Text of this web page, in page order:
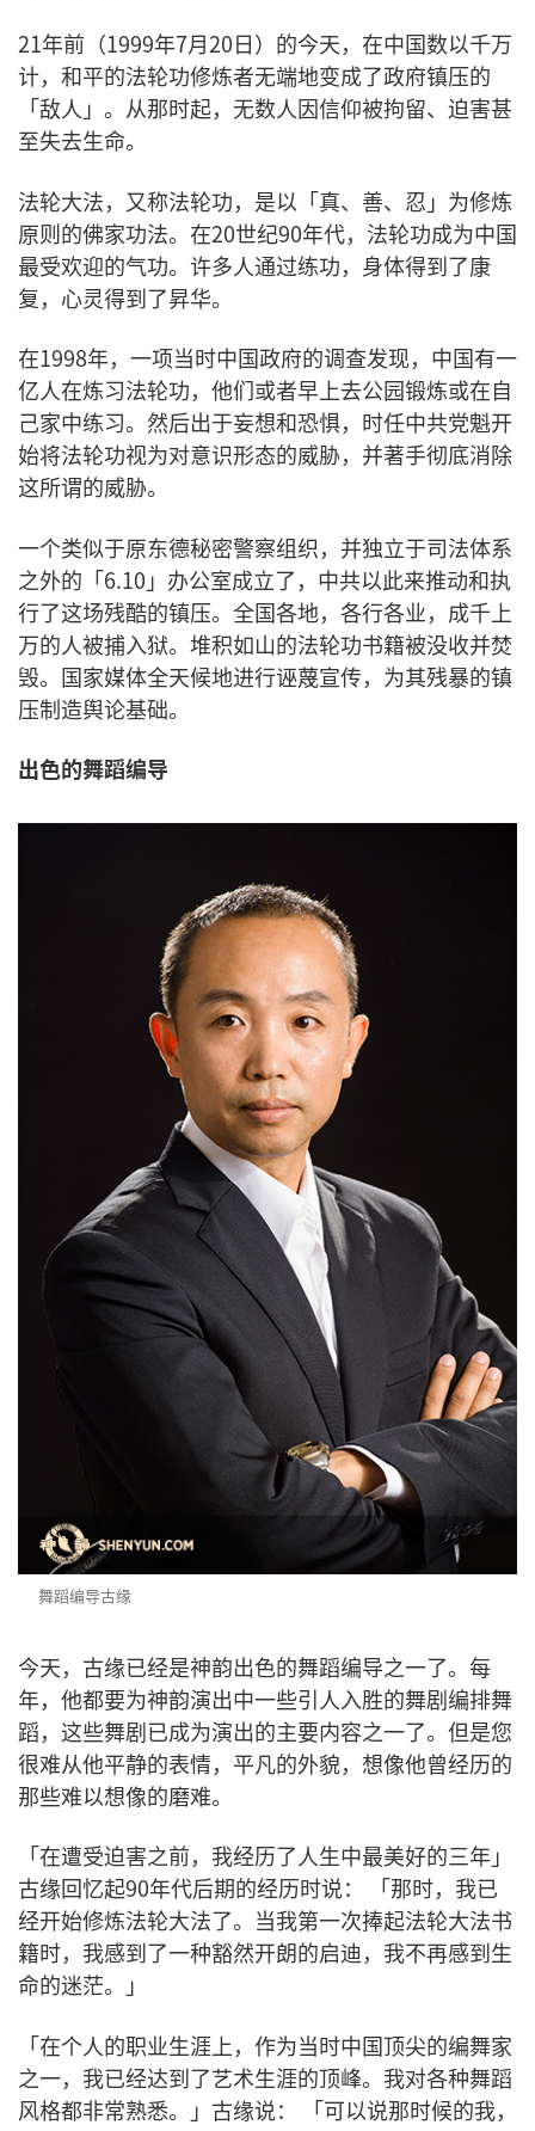
21年前（1999年7月20日）的今天，在中国数以千万
计，和平的法轮功修炼者无端地变成了政府镇压的
「敌人」。从那时起，无数人因信仰被拘留、迫害甚
至失去生命。
法轮大法，又称法轮功，是以「真、善、忍」为修炼
原则的佛家功法。在20世纪90年代，法轮功成为中国
最受欢迎的气功。许多人通过练功，身体得到了康
复，心灵得到了昇华。
在1998年，一项当时中国政府的调查发现，中国有一
亿人在炼习法轮功，他们或者早上去公园锻炼或在自
己家中练习。然后出于妄想和恐惧，时任中共党魁开
始将法轮功视为对意识形态的威胁，并著手彻底消除
这所谓的威胁。
一个类似于原东德秘密警察组织，并独立于司法体系
之外的「6.10」办公室成立了，中共以此来推动和执
行了这场残酷的镇压。全国各地，各行各业，成千上
万的人被捕入狱。堆积如山的法轮功书籍被没收并焚
毁。国家媒体全天候地进行诬蔑宣传，为其残暴的镇
压制造舆论基础。
出色的舞蹈编导
舞蹈编导古缘
今天，古缘已经是神韵出色的舞蹈编导之一了。每
年，他都要为神韵演出中一些引人入胜的舞剧编排舞
蹈，这些舞剧已成为演出的主要内容之一了。但是您
很难从他平静的表情，平凡的外貌，想像他曾经历的
那些难以想像的磨难。
「在遭受迫害之前，我经历了人生中最美好的三年」
古缘回忆起90年代后期的经历时说： 「那时，我已
经开始修炼法轮大法了。当我第一次捧起法轮大法书
籍时，我感到了一种豁然开朗的启迪，我不再感到生
命的迷茫。」
「在个人的职业生涯上，作为当时中国顶尖的编舞家
之一，我已经达到了艺术生涯的顶峰。我对各种舞蹈
风格都非常熟悉。」古缘说： 「可以说那时候的我，